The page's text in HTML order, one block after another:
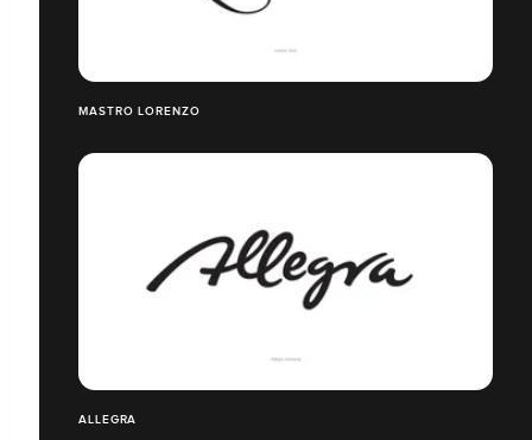
MASTRO LORENZO
ALLEGRA